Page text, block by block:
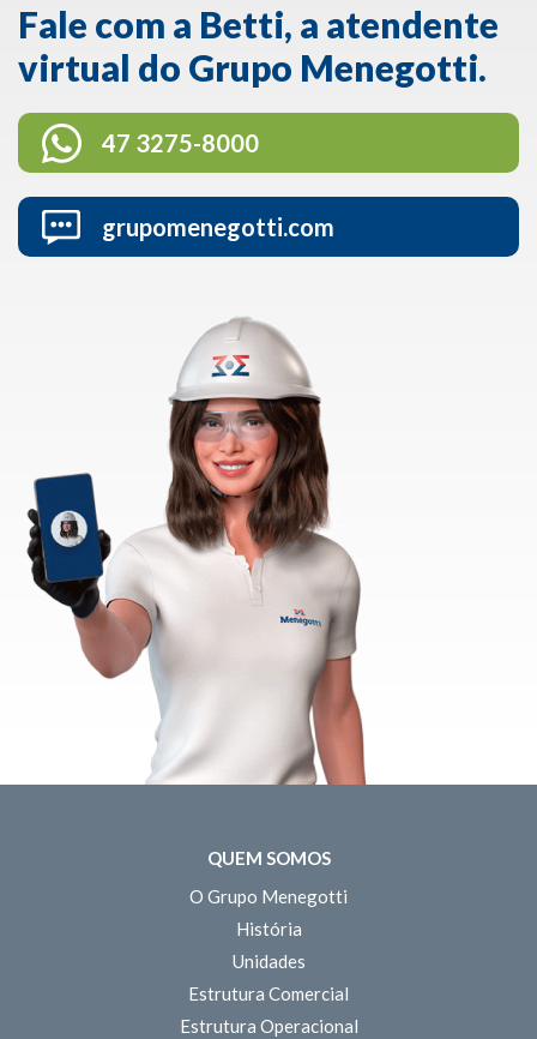
Fale com a Betti, a atendente
virtual do Grupo Menegotti.
47 3275-8000
grupomenegotti.com
QUEM SOMOS
O Grupo Menegotti
História
Unidades
Estrutura Comercial
Estrutura Operacional